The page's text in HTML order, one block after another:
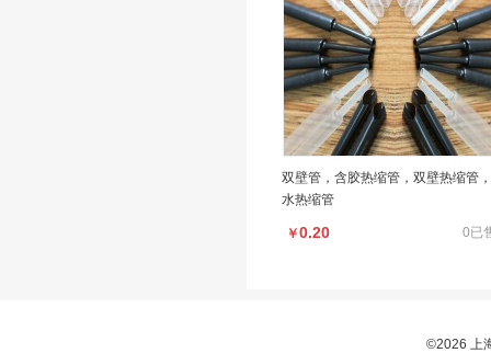
双壁管，含胶热缩管，双壁热缩管
水热缩管
￥0.20 0已
©2026 上